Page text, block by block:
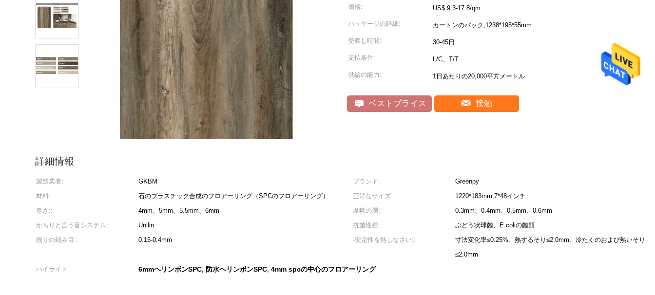
価格: US$ 9.3-17.8/qm
パッケージの詳細: カートンのパック;1238*195*55mm
受渡し時間: 30-45日
支払条件: L/C、T/T
供給の能力: 1日あたりの20,000平方メートル
ベストプライス 接触
詳細情報
製造業者: GKBM ブランド:
Greenpy
材料:
石のプラスチック合成のフロアーリング（SPCのフロアーリング） 正常なサイズ::
1220*183mm;7*48インチ
厚さ::
4mm、5mm、5.5mm、6mm 摩耗の層::
0.3mm、0.4mm、0.5mm、0.6mm
かちりと言う音システム::
Unilin 抗菌性種::
ぶどう状球菌、E.coliの菌類
残りの刻み目::
0.15-0.4mm -安定性を熱しなさい::
寸法変化率≤0.25%、熱するそり≤2.0mm、冷たくのおよび熱いそり
≤2.0mm
ハイライト:
6mmヘリンボンSPC, 防水ヘリンボンSPC, 4mm spcの中心のフロアーリング